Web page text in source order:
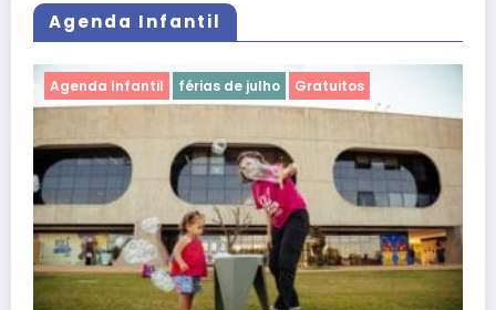
Agenda Infantil
Agenda Infantil férias de julho Gratuitos